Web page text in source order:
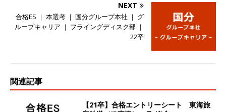
体育会積極採用企業
[ 2026年5月14日 ]
【 28卒 】 NTTドコモグルー
プと電通グループの傘下 ｜ 初任給40万 ｜ 人よ
始めたパイオニア企業 ｜ CARTA HOLDINGS
NEXT
合格ES ｜ 本選考 ｜ 国分グループ本社 ｜ グ
ループキャリア ｜ フライングディスク部 ｜
22卒
関連記事
【21卒】合格エントリーシート 東海旅